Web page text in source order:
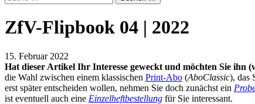
ZfV-Flipbook 04 | 2022
15. Februar 2022
Hat dieser Artikel Ihr Interesse geweckt und möchten Sie ihn
die Wahl zwischen einem klassischen Print-Abo (AboClassic), das
erst später entscheiden wollen, nehmen Sie doch zunächst ein
ist eventuell auch eine Einzelheftbestellung für Sie interessant.